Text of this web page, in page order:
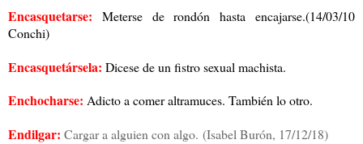
Encasquetarse:
Meterse de rondón hasta encajarse.(14/03/10
Conchi)
Encasquetársela: Dicese de un fistro sexual machista.
Enchocharse: Adicto a comer altramuces. También lo otro.
Endilgar: Cargar a alguien con algo. (Isabel Burón, 17/12/18)